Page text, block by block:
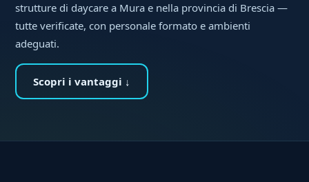
strutture di daycare a Mura e nella provincia di Brescia —
tutte verificate, con personale formato e ambienti
adeguati.
Scopri i vantaggi ↓